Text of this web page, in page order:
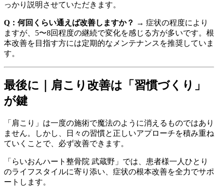
っかり説明させていただきます。
Q：何回くらい通えば改善しますか？ → 症状の程度により
ますが、5〜8回程度の継続で変化を感じる方が多いです。根
本改善を目指す方には定期的なメンテナンスを推奨していま
す。
最後に｜肩こり改善は「習慣づくり」
が鍵
「肩こり」は一度の施術で魔法のように消えるものではあり
ません。しかし、日々の習慣と正しいアプローチを積み重ね
ていくことで、必ず改善できます。
「らいおんハート整骨院 武蔵野」では、患者様一人ひとり
のライフスタイルに寄り添い、症状の根本改善を全力でサポ
ートします。